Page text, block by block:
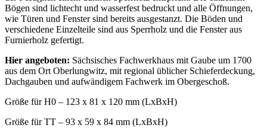
Bögen sind lichtecht und wasserfest bedruckt und alle Öffnungen,
wie Türen und Fenster sind bereits ausgestanzt. Die Böden und
verschiedene Einzelteile sind aus Sperrholz und die Fenster aus
Furnierholz gefertigt.
Hier angeboten: Sächsisches Fachwerkhaus mit Gaube um 1700
aus dem Ort Oberlungwitz, mit regional üblicher Schieferdeckung,
Dachgauben und aufwändigem Fachwerk im Obergeschoß.
Größe für H0 – 123 x 81 x 120 mm (LxBxH)
Größe für TT – 93 x 59 x 84 mm (LxBxH)